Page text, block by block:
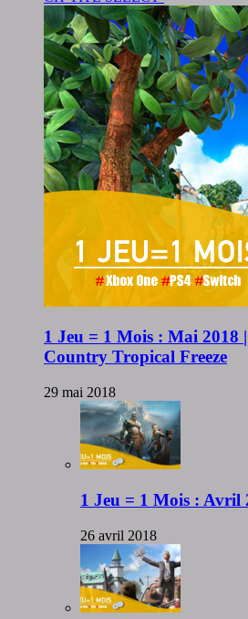
1 Jeu = 1 Mois : Mai 2018
Country Tropical Freeze
29 mai 2018
1 Jeu = 1 Mois : Avril
26 avril 2018